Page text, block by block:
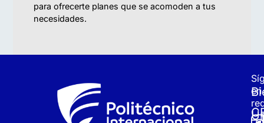
para ofrecerte planes que se acomoden a tus
necesidades.
en